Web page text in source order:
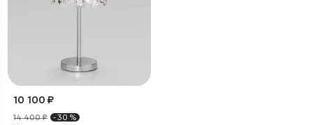
10 100 ₽
14 400 ₽ - 30 %